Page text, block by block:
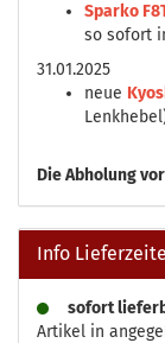
Sparko
so sofort
31.01.2025
neue
DieAbholung
Info
sofort
Artikel in